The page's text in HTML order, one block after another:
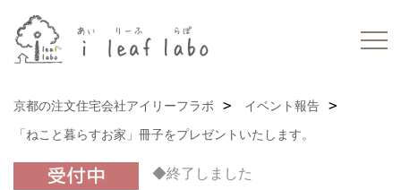
京都の注文住宅会社アイリーフラボ
イベント報告
「ねこと暮らすお家」冊子をプレゼントいたします。
◆終了しました